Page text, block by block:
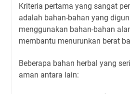
Kriteria pertama yang sangat
adalah bahan-bahan yang
menggunakan bahan-bahan
membantu menurunkan berat
Beberapa bahan herbal yang
aman antara lain: